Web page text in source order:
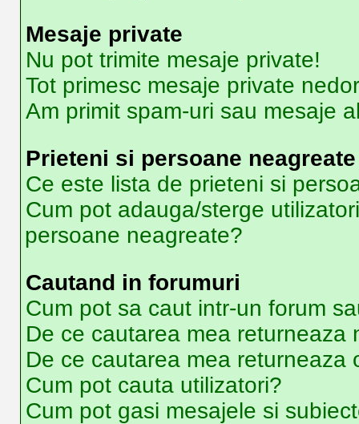
Mesaje private
Nu pot trimite mesaje private!
Tot primesc mesaje private
Am primit spam-uri sau mesaje
Prieteni si persoane neagreate
Ce este lista de prieteni si
Cum pot adauga/sterge
persoane neagreate?
Cautand in forumuri
Cum pot sa caut intr-un forum
De ce cautarea mea returneaza
De ce cautarea mea returneaza
Cum pot cauta utilizatori?
Cum pot gasi mesajele si